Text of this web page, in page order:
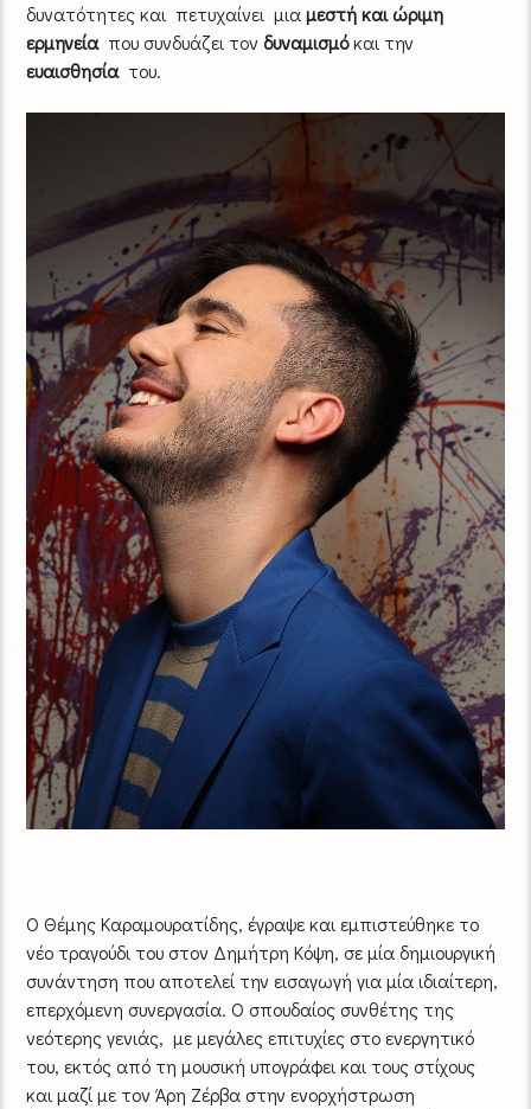
δυνατότητες και πετυχαίνει μιαμεστή και ώριμη
ερμηνείαπου συνδυάζει τον δυναμισμόκαι την
ευαισθησίατου.
Ο Θέμης Καραμουρατίδης, έγραψε και εμπιστεύθηκε το
νέο τραγούδι του στον Δημήτρη Κόψη, σε μία δημιουργική
συνάντηση που αποτελεί την εισαγωγή για μία ιδιαίτερη,
επερχόμενη συνεργασία. Ο σπουδαίος συνθέτης της
νεότερης γενιάς, με μεγάλες επιτυχίες στο ενεργητικό
του, εκτός από τη μουσική υπογράφει και τους στίχους
και μαζί με τον Άρη Ζέρβα στην ενορχήστρωση